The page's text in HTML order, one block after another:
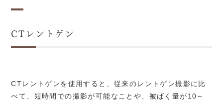
CTレントゲン
CTレントゲンを使用すると、従来のレントゲン撮影に比
べて、短時間での撮影が可能なことや、被ばく量が10～